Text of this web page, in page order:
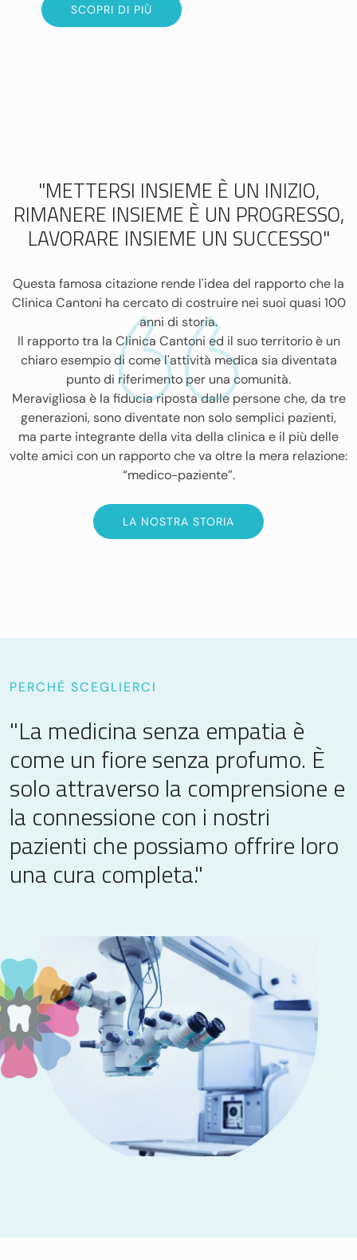
SCOPRI DI PIÙ
"METTERSI INSIEME È UN INIZIO,
RIMANERE INSIEME È UN PROGRESSO,
LAVORARE INSIEME UN SUCCESSO"
Questa famosa citazione rende l'idea del rapporto che la
Clinica Cantoni ha cercato di costruire nei suoi quasi 100
anni di storia.
Il rapporto tra la Clinica Cantoni ed il suo territorio è un
chiaro esempio di come l'attività medica sia diventata
punto di riferimento per una comunità.
Meravigliosa è la fiducia riposta dalle persone che, da tre
generazioni, sono diventate non solo semplici pazienti,
ma parte integrante della vita della clinica e il più delle
volte amici con un rapporto che va oltre la mera relazione:
“medico-paziente”.
LA NOSTRA STORIA
PERCHÉ SCEGLIERCI
"La medicina senza empatia è
come un fiore senza profumo. È
solo attraverso la comprensione e
la connessione con i nostri
pazienti che possiamo offrire loro
una cura completa."